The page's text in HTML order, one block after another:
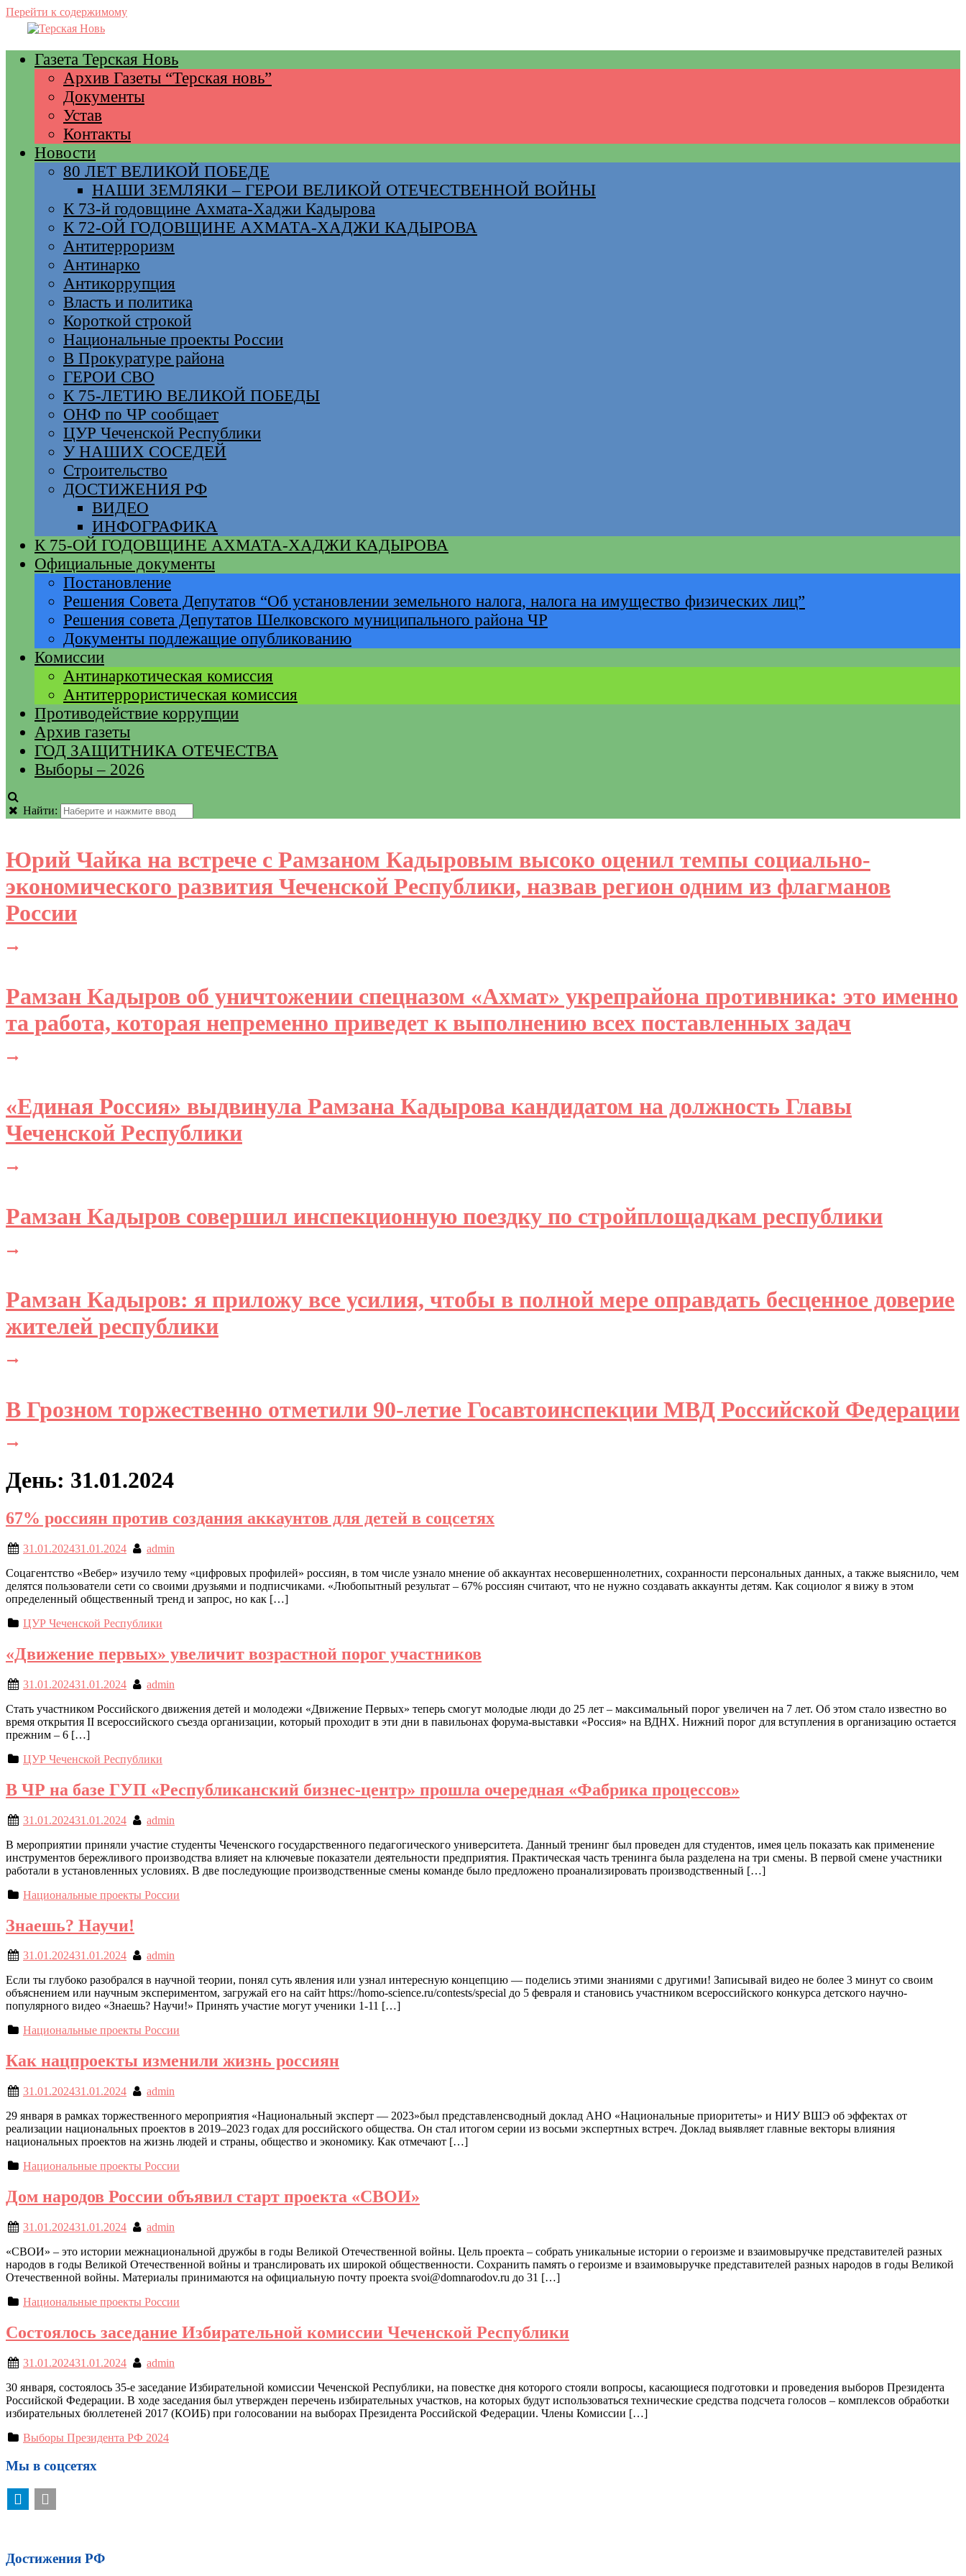
Перейти к содержимому
Газета Терская Новь
Архив Газеты “Терская новь”
Документы
Устав
Контакты
Новости
80 ЛЕТ ВЕЛИКОЙ ПОБЕДЕ
НАШИ ЗЕМЛЯКИ – ГЕРОИ ВЕЛИКОЙ ОТЕЧЕСТВЕННОЙ ВОЙНЫ
К 73-й годовщине Ахмата-Хаджи Кадырова
К 72-ОЙ ГОДОВЩИНЕ АХМАТА-ХАДЖИ КАДЫРОВА
Антитерроризм
Антинарко
Антикоррупция
Власть и политика
Короткой строкой
Национальные проекты России
В Прокуратуре района
ГЕРОИ СВО
К 75-ЛЕТИЮ ВЕЛИКОЙ ПОБЕДЫ
ОНФ по ЧР сообщает
ЦУР Чеченской Республики
У НАШИХ СОСЕДЕЙ
Строительство
ДОСТИЖЕНИЯ РФ
ВИДЕО
ИНФОГРАФИКА
К 75-ОЙ ГОДОВЩИНЕ АХМАТА-ХАДЖИ КАДЫРОВА
Официальные документы
Постановление
Решения Совета Депутатов “Об установлении земельного налога, налога на имущество физических лиц”
Решения совета Депутатов Шелковского муниципального района ЧР
Документы подлежащие опубликованию
Комиссии
Антинаркотическая комиссия
Антитеррористическая комиссия
Противодействие коррупции
Архив газеты
ГОД ЗАЩИТНИКА ОТЕЧЕСТВА
Выборы – 2026
Найти:
Юрий Чайка на встрече с Рамзаном Кадыровым высоко оценил темпы социально-
экономического развития Чеченской Республики, назвав регион одним из флагманов
России
Рамзан Кадыров об уничтожении спецназом «Ахмат» укрепрайона противника: это именно
та работа, которая непременно приведет к выполнению всех поставленных задач
«Единая Россия» выдвинула Рамзана Кадырова кандидатом на должность Главы
Чеченской Республики
Рамзан Кадыров совершил инспекционную поездку по стройплощадкам республики
Рамзан Кадыров: я приложу все усилия, чтобы в полной мере оправдать бесценное доверие
жителей республики
В Грозном торжественно отметили 90-летие Госавтоинспекции МВД Российской Федерации
День: 31.01.2024
67% россиян против создания аккаунтов для детей в соцсетях
31.01.202431.01.2024
admin
Соцагентство «Вебер» изучило тему «цифровых профилей» россиян, в том числе узнало мнение об аккаунтах несовершеннолетних, сохранности персональных данных, а также выяснило, чем
делятся пользователи сети со своими друзьями и подписчиками. «Любопытный результат – 67% россиян считают, что не нужно создавать аккаунты детям. Как социолог я вижу в этом
определенный общественный тренд и запрос, но как […]
ЦУР Чеченской Республики
«Движение первых» увеличит возрастной порог участников
31.01.202431.01.2024
admin
Стать участником Российского движения детей и молодежи «Движение Первых» теперь смогут молодые люди до 25 лет – максимальный порог увеличен на 7 лет. Об этом стало известно во
время открытия II всероссийского съезда организации, который проходит в эти дни в павильонах форума-выставки «Россия» на ВДНХ. Нижний порог для вступления в организацию остается
прежним – 6 […]
ЦУР Чеченской Республики
В ЧР на базе ГУП «Республиканский бизнес-центр» прошла очередная «Фабрика процессов»
31.01.202431.01.2024
admin
В мероприятии приняли участие студенты Чеченского государственного педагогического университета. Данный тренинг был проведен для студентов, имея цель показать как применение
инструментов бережливого производства влияет на ключевые показатели деятельности предприятия. Практическая часть тренинга была разделена на три смены. В первой смене участники
работали в установленных условиях. В две последующие производственные смены команде было предложено проанализировать производственный […]
Национальные проекты России
Знаешь? Научи!
31.01.202431.01.2024
admin
Если ты глубоко разобрался в научной теории, понял суть явления или узнал интересную концепцию — поделись этими знаниями с другими! Записывай видео не более 3 минут со своим
объяснением или научным экспериментом, загружай его на сайт https://homo-science.ru/contests/special до 5 февраля и становись участником всероссийского конкурса детского научно-
популярного видео «Знаешь? Научи!» Принять участие могут ученики 1-11 […]
Национальные проекты России
Как нацпроекты изменили жизнь россиян
31.01.202431.01.2024
admin
29 января в рамках торжественного мероприятия «Национальный эксперт — 2023»был представленсводный доклад АНО «Национальные приоритеты» и НИУ ВШЭ об эффектах от
реализации национальных проектов в 2019–2023 годах для российского общества. Он стал итогом серии из восьми экспертных встреч. Доклад выявляет главные векторы влияния
национальных проектов на жизнь людей и страны, общество и экономику. Как отмечают […]
Национальные проекты России
Дом народов России объявил старт проекта «СВОИ»
31.01.202431.01.2024
admin
«СВОИ» – это истории межнациональной дружбы в годы Великой Отечественной войны. Цель проекта – собрать уникальные истории о героизме и взаимовыручке представителей разных
народов в годы Великой Отечественной войны и транслировать их широкой общественности. Сохранить память о героизме и взаимовыручке представителей разных народов в годы Великой
Отечественной войны. Материалы принимаются на официальную почту проекта svoi@domnarodov.ru до 31 […]
Национальные проекты России
Состоялось заседание Избирательной комиссии Чеченской Республики
31.01.202431.01.2024
admin
30 января, состоялось 35-е заседание Избирательной комиссии Чеченской Республики, на повестке дня которого стояли вопросы, касающиеся подготовки и проведения выборов Президента
Российской Федерации. В ходе заседания был утвержден перечень избирательных участков, на которых будут использоваться технические средства подсчета голосов – комплексов обработки
избирательных бюллетеней 2017 (КОИБ) при голосовании на выборах Президента Российской Федерации. Члены Комиссии […]
Выборы Президента РФ 2024
Мы в соцсетях
Достижения РФ